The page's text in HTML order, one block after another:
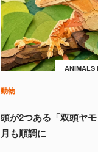
ANIMALS
動物
頭が2つある「双頭ヤ
月も順調に